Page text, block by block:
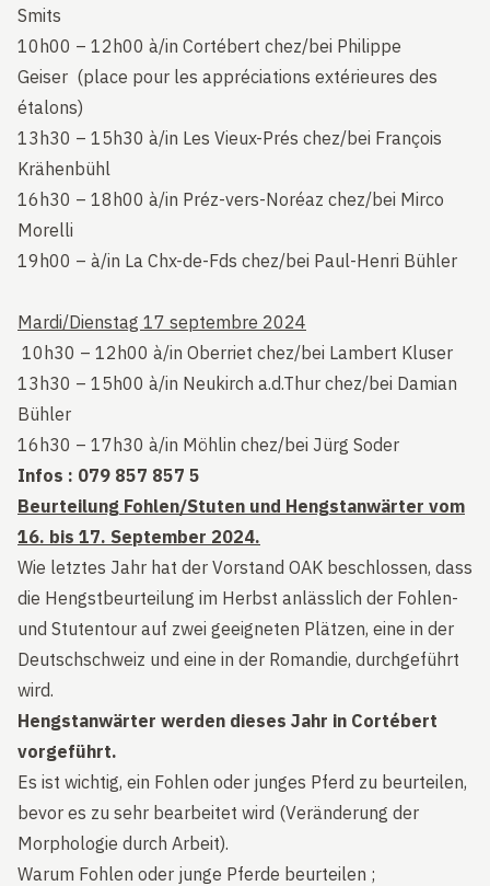
Smits
10h00 – 12h00 à/in Cortébert chez/bei Philippe
Geiser (place pour les appréciations extérieures des
étalons)
13h30 – 15h30 à/in Les Vieux-Prés chez/bei François
Krähenbühl
16h30 – 18h00 à/in Préz-vers-Noréaz chez/bei Mirco
Morelli
19h00 – à/in La Chx-de-Fds chez/bei Paul-Henri Bühler
Mardi/Dienstag 17 septembre 2024
10h30 – 12h00 à/in Oberriet chez/bei Lambert Kluser
13h30 – 15h00 à/in Neukirch a.d.Thur chez/bei Damian
Bühler
16h30 – 17h30 à/in Möhlin chez/bei Jürg Soder
Infos : 079 857 857 5
Beurteilung Fohlen/Stuten und Hengstanwärter vom
16. bis 17. September 2024.
Wie letztes Jahr hat der Vorstand OAK beschlossen, dass
die Hengstbeurteilung im Herbst anlässlich der Fohlen-
und Stutentour auf zwei geeigneten Plätzen, eine in der
Deutschschweiz und eine in der Romandie, durchgeführt
wird.
Hengstanwärter werden dieses Jahr in Cortébert
vorgeführt.
Es ist wichtig, ein Fohlen oder junges Pferd zu beurteilen,
bevor es zu sehr bearbeitet wird (Veränderung der
Morphologie durch Arbeit).
Warum Fohlen oder junge Pferde beurteilen ;